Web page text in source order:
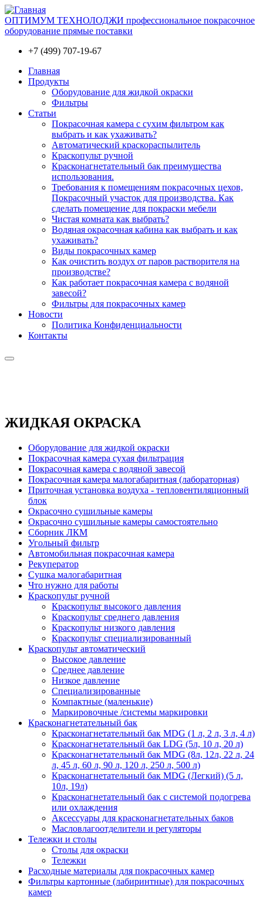
ОПТИМУМ ТЕХНОЛОДЖИ профессиональное покрасочное
оборудование прямые поставки
+7 (499) 707-19-67
Главная
Продукты
Оборудование для жидкой окраски
Фильтры
Статьи
Покрасочная камера с сухим фильтром как
выбрать и как ухаживать?
Автоматический краскораспылитель
Краскопульт ручной
Красконагнетательный бак преимущества
использования.
Требования к помещениям покрасочных цехов,
Покрасочный участок для производства. Как
сделать помещение для покраски мебели
Чистая комната как выбрать?
Водяная окрасочная кабина как выбрать и как
ухаживать?
Виды покрасочных камер
Как очистить воздух от паров растворителя на
производстве?
Как работает покрасочная камера с водяной
завесой?
Фильтры для покрасочных камер
Новости
Политика Конфиденциальности
Контакты
ЖИДКАЯ ОКРАСКА
Оборудование для жидкой окраски
Покрасочная камера сухая фильтрация
Покрасочная камера с водяной завесой
Покрасочная камера малогабаритная (лабораторная)
Приточная установка воздуха - тепловентиляционный
блок
Окрасочно сушильные камеры
Окрасочно сушильные камеры самостоятельно
Сборник ЛКМ
Угольный фильтр
Автомобильная покрасочная камера
Рекуператор
Сушка малогабаритная
Что нужно для работы
Краскопульт ручной
Краскопульт высокого давления
Краскопульт среднего давления
Краскопульт низкого давления
Краскопульт специализированный
Краскопульт автоматический
Высокое давление
Среднее давление
Низкое давление
Специализированные
Компактные (маленькие)
Маркировочные /системы маркировки
Красконагнетательный бак
Красконагнетательный бак MDG (1 л, 2 л, 3 л, 4 л)
Красконагнетательный бак LDG (5л, 10 л, 20 л)
Красконагнетательный бак MDG (8л, 12л, 22 л, 24
л, 45 л, 60 л, 90 л, 120 л, 250 л, 500 л)
Красконагнетательный бак MDG (Легкий) (5 л,
10л, 19л)
Красконагнетательный бак с системой подогрева
или охлаждения
Аксессуары для красконагнетательных баков
Масловлагоотделители и регуляторы
Тележки и столы
Столы для окраски
Тележки
Расходные материалы для покрасочных камер
Фильтры картонные (лабиринтные) для покрасочных
камер